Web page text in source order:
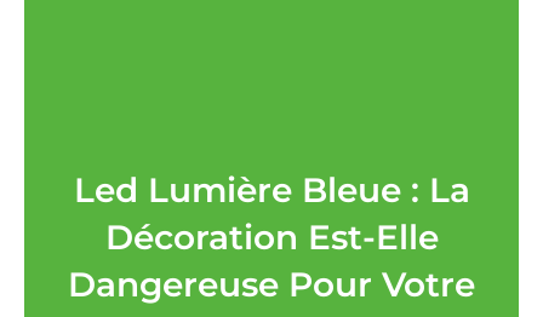
Led Lumière Bleue : La
Décoration Est-Elle
Dangereuse Pour Votre